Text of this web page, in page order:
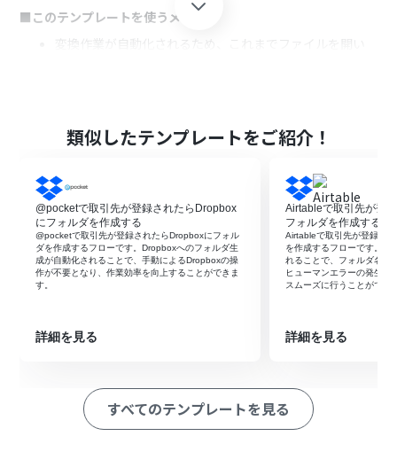
■このテンプレートを使うメリット
変換作業が自動化されるため、これまでファイルを開い
はじめに、DropboxをYoomと連携します。
内でファイルが作成または更新されたら」というアクショ
ンを設定します。
続いて、オペレーションでDropboxの「ファイルをダウ
ンロード」アクションを設定し、トリガーで検知したTXT
ファイルをダウンロードします。
次に、オペレーションでRPA機能の「ブラウザを操作す
る」アクションを設定し、ダウンロードしたファイルを
最後に、オペレーションでDropboxの「ファイルをアッ
プロード」アクションを設定し、変換したDOCXファイル
※「トリガー」：フロー起動のきっかけとなるアクション、「オ
ペレーション」：トリガー起動後、フロー内で処理を行うアク
類似したテンプレートをご紹介！
@pocketで取引先が登録されたらDropbox
にフォルダを作成する
@pocketで取引先が登録されたらDropboxにフォル
ダを作成するフローです。Dropboxへのフォルダ生
成が自動化されることで、手動によるDropboxの操
作が不要となり、作業効率を向上することができま
す。
詳細を見る
Airtableで取引先が登
フォルダを作成する
Airtableで取引先が登録さ
を作成するフローです。フ
れることで、フォルダ名の
ヒューマンエラーの発生を
スムーズに行うことができ
詳細を見る
すべてのテンプレートを見る